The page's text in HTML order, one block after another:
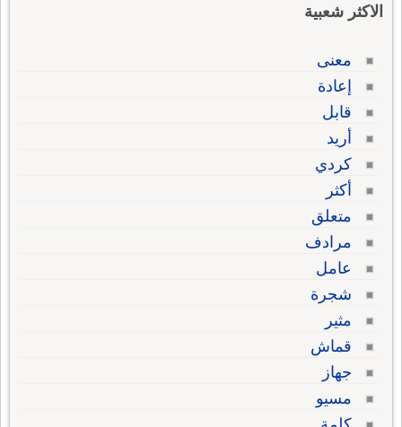
الاكثر شعبية
معنى
إعادة
قابل
أريد
كردي
أكثر
متعلق
مرادف
عامل
شجرة
مثير
قماش
جهاز
مسيو